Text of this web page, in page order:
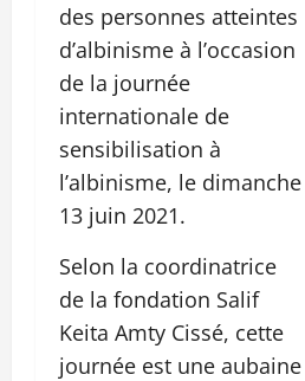
des personnes atteintes
d’albinisme à l’occasion
de la journée
internationale de
sensibilisation à
l’albinisme, le dimanche
13 juin 2021.
Selon la coordinatrice
de la fondation Salif
Keita Amty Cissé, cette
journée est une aubaine